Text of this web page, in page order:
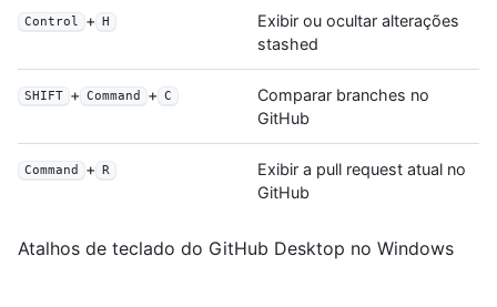
Control + H
Exibir ou ocultar alterações
stashed
SHIFT + Command + C
Comparar branches no
GitHub
Command + R
Exibir a pull request atual no
GitHub
Atalhos de teclado do GitHub Desktop no Windows